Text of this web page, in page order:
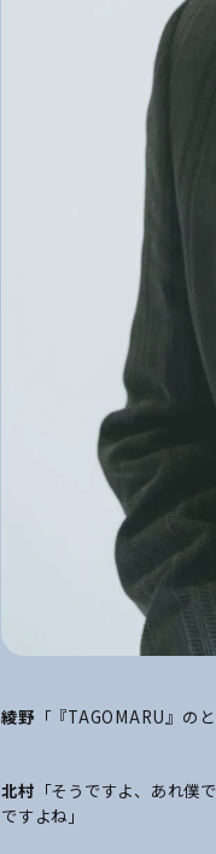
綾野 「『TAGOMARU』の
北村 「そうですよ、あれ
ですよね」